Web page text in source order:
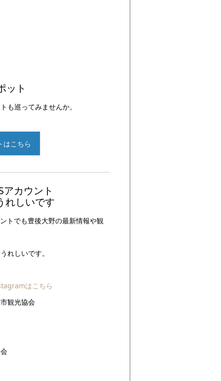
ット
も巡ってみませんか。
こちら
カウント
れしいです
トでも豊後大野の最新情報や観
れしいです。
はこちら
観光協会